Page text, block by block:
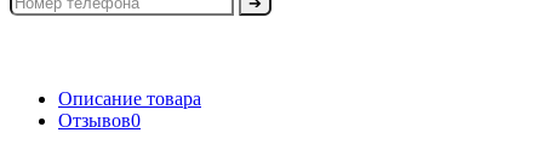
Описание товара
Отзывов0